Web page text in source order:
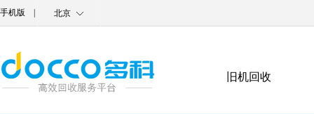
手机版 北京
旧机回收